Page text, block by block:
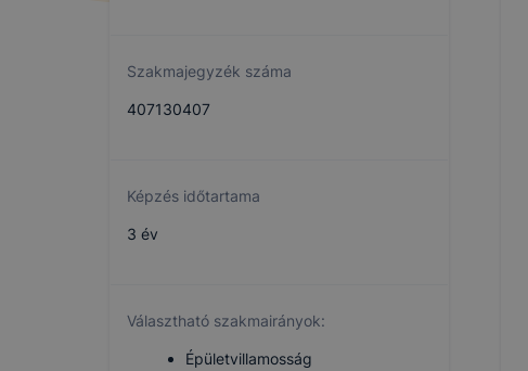
Szakmajegyzék száma
407130407
Képzés időtartama
3 év
Választható szakmairányok:
Épületvillamosság